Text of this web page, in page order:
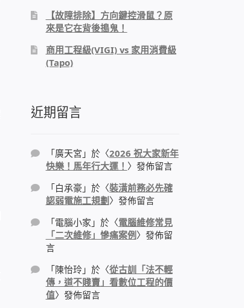
【故障排除】方向鍵控滑鼠？原
來是它在背後搗鬼！
商用工程級(VIGI) vs 家用消費級
(Tapo)
近期留言
「廣天宮 」於〈2026 祝大家新年
快樂！馬年行大運！ 〉發佈留言
「白承豪 」於〈裝潢前務必先確
認弱電施工規劃〉發佈留言
「電腦小家 」於〈電腦維修常見
「二次維修」慘痛案例〉發佈留
言
「陳怡玲」於〈從古訓「法不輕
傳，道不賤賣」看數位工程的價
值〉發佈留言